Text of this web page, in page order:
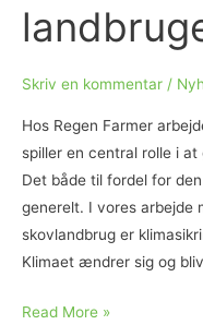
der
i
skovlandbrug
Skriv en kommentar /
Hos Regen Farmer
spiller en central rolle i
Det både til fordel for
generelt. I vores arbejde
skovlandbrug er
Klimaet ændrer sig og
DMIs
Read More »